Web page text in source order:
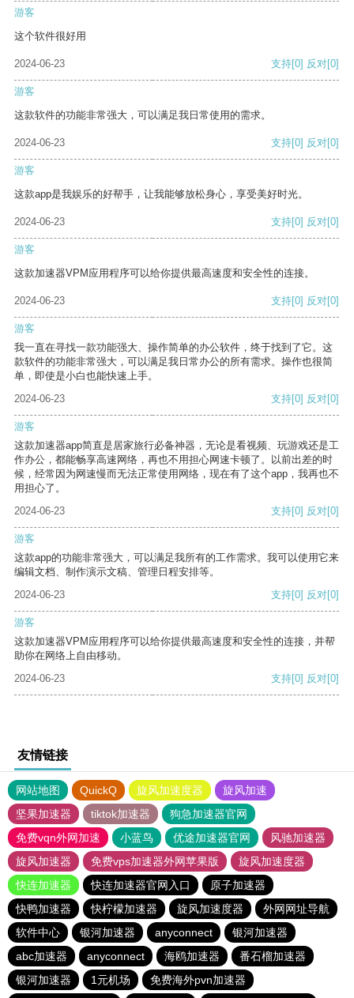
游客
这个软件很好用
2024-06-23 支持[0] 反对[0]
游客
这款软件的功能非常强大，可以满足我日常使用的需求。
2024-06-23 支持[0] 反对[0]
游客
这款app是我娱乐的好帮手，让我能够放松身心，享受美好时光。
2024-06-23 支持[0] 反对[0]
游客
这款加速器VPM应用程序可以给你提供最高速度和安全性的连接。
2024-06-23 支持[0] 反对[0]
游客
我一直在寻找一款功能强大、操作简单的办公软件，终于找到了它。这
款软件的功能非常强大，可以满足我日常办公的所有需求。操作也很简
单，即使是小白也能快速上手。
2024-06-23
支持[0] 反对[0]
游客
这款加速器app简直是居家旅行必备神器，无论是看视频、玩游戏还是工
作办公，都能畅享高速网络，再也不用担心网速卡顿了。以前出差的时
候，经常因为网速慢而无法正常使用网络，现在有了这个app，我再也不
用担心了。
2024-06-23
支持[0] 反对[0]
游客
这款app的功能非常强大，可以满足我所有的工作需求。我可以使用它来
编辑文档、制作演示文稿、管理日程安排等。
2024-06-23
支持[0] 反对[0]
游客
这款加速器VPM应用程序可以给你提供最高速度和安全性的连接，并帮
助你在网络上自由移动。
2024-06-23
支持[0] 反对[0]
友情链接
网站地图 QuickQ 旋风加速度器
旋风加速
坚果加速器
tiktok加速器
狗急加速器官网
免费vqn外网加速
小蓝鸟 优途加速器官网
风驰加速器
旋风加速器
免费vps加速器外网苹果版
旋风加速度器
快连加速器
快连加速器官网入口
原子加速器
快鸭加速器
快柠檬加速器 旋风加速度器
外网网址导航
软件中心
银河加速器 anyconnect
银河加速器
abc加速器
anyconnect 海鸥加速器
番石榴加速器
银河加速器
1元机场
免费海外pvn加速器